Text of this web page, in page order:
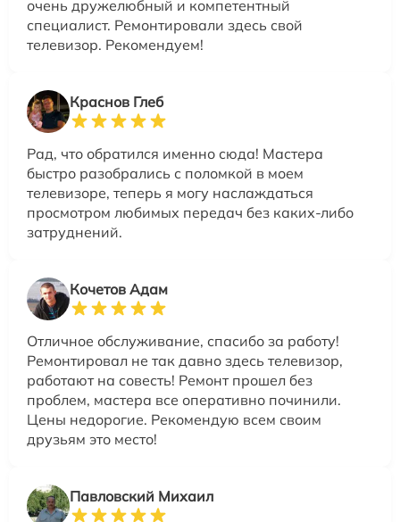
очень дружелюбный и компетентный
специалист. Ремонтировали здесь свой
телевизор. Рекомендуем!
Краснов Глеб
Рад, что обратился именно сюда! Мастера
быстро разобрались с поломкой в моем
телевизоре, теперь я могу наслаждаться
просмотром любимых передач без каких-либо
затруднений.
Кочетов Адам
Отличное обслуживание, спасибо за работу!
Ремонтировал не так давно здесь телевизор,
работают на совесть! Ремонт прошел без
проблем, мастера все оперативно починили.
Цены недорогие. Рекомендую всем своим
друзьям это место!
Павловский Михаил